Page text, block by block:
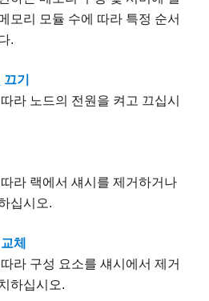
모리 모듈 수에 따라 특정 순서
.
기
라 노드의 전원을 켜고 끄십시
라 랙에서 섀시를 제거하거나
십시오.
체
라 구성 요소를 섀시에서 제거
하십시오.